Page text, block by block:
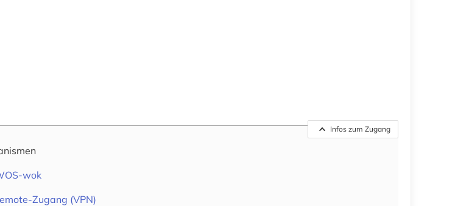
Infos zum Zugang
wok
Zugang (VPN)